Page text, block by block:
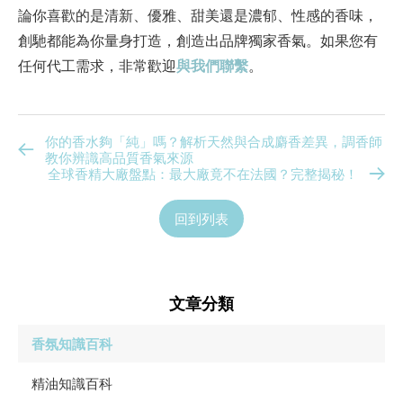
論你喜歡的是清新、優雅、甜美還是濃郁、性感的香味，
創馳都能為你量身打造，創造出品牌獨家香氣。如果您有
任何代工需求，非常歡迎與我們聯繫。
你的香水夠「純」嗎？解析天然與合成麝香差異，調香師
教你辨識高品質香氣來源
全球香精大廠盤點：最大廠竟不在法國？完整揭秘！
回到列表
文章分類
香氛知識百科
精油知識百科